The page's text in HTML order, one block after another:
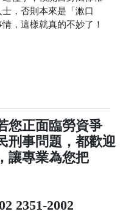
，否則本來是「漱口
，這樣就真的不妙了！
您正面臨勞資爭
刑事問題，都歡迎
讓專業為您把
2351-2002